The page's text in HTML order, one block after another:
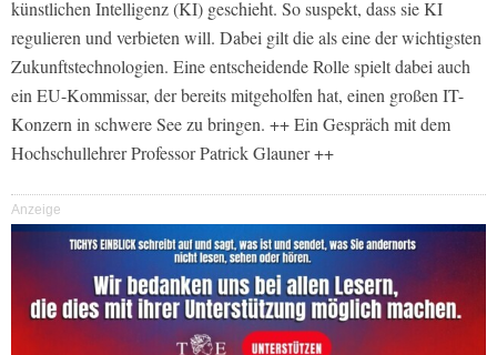
künstlichen Intelligenz (KI) geschieht. So suspekt, dass sie KI
regulieren und verbieten will. Dabei gilt die als eine der wichtigsten
Zukunftstechnologien. Eine entscheidende Rolle spielt dabei auch
ein EU-Kommissar, der bereits mitgeholfen hat, einen großen IT-
Konzern in schwere See zu bringen. ++ Ein Gespräch mit dem
Hochschullehrer Professor Patrick Glauner ++
Anzeige